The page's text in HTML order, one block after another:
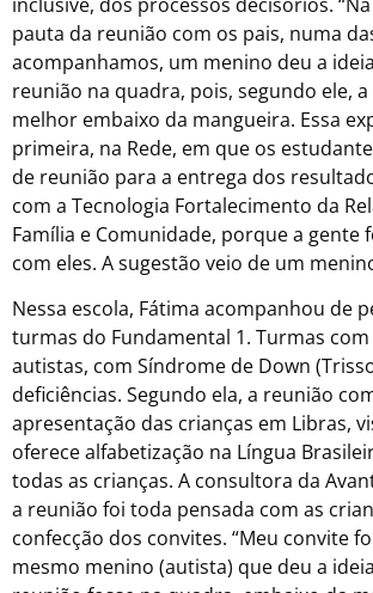
pauta da reunião com os pais, numa
acompanhamos, um menino deu a
reunião na quadra, pois, segundo ele,
melhor embaixo da mangueira. Essa
primeira, na Rede, em que os
de reunião para a entrega dos
com a Tecnologia Fortalecimento da
Família e Comunidade, porque a gente
com eles. A sugestão veio de um
Nessa escola, Fátima acompanhou de
turmas do Fundamental 1. Turmas
autistas, com Síndrome de Down
deficiências. Segundo ela, a reunião
apresentação das crianças em Libras,
oferece alfabetização na Língua
todas as crianças. A consultora da
a reunião foi toda pensada com as
confecção dos convites. “Meu convite
mesmo menino (autista) que deu a